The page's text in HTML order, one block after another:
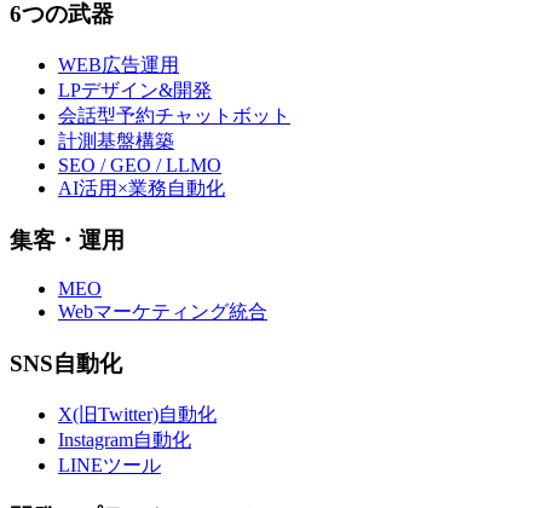
6つの武器
WEB広告運用
LPデザイン&開発
会話型予約チャットボット
計測基盤構築
SEO / GEO / LLMO
AI活用×業務自動化
集客・運用
MEO
Webマーケティング統合
SNS自動化
X(旧Twitter)自動化
Instagram自動化
LINEツール